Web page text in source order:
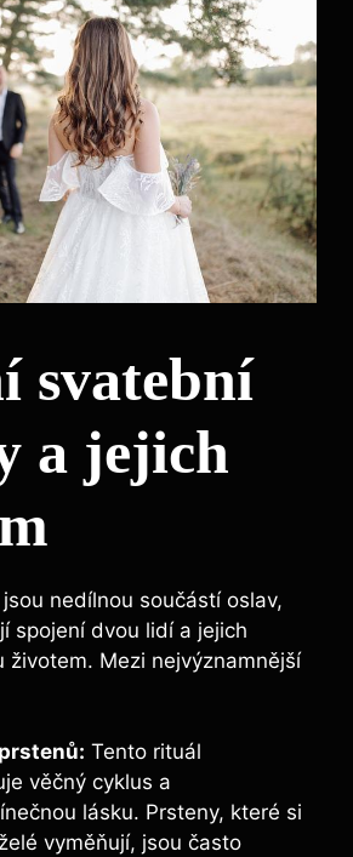
svatební
a jejich
nedílnou součástí oslav,
spojení dvou lidí a jejich
životem. Mezi nejvýznamnější
Tento rituál
věčný cyklus a
lásku. Prsteny, které si
vyměňují, jsou často